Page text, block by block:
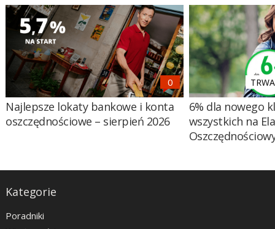
Najlepsze lokaty bankowe i konta
oszczędnościowe – sierpień 2026
6% dla nowego
wszystkich na
Kategorie
Poradniki